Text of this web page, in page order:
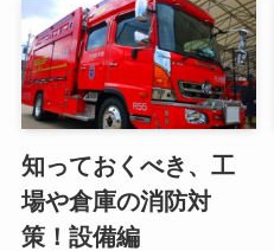
知っておくべき、工
場や倉庫の消防対
策！設備編